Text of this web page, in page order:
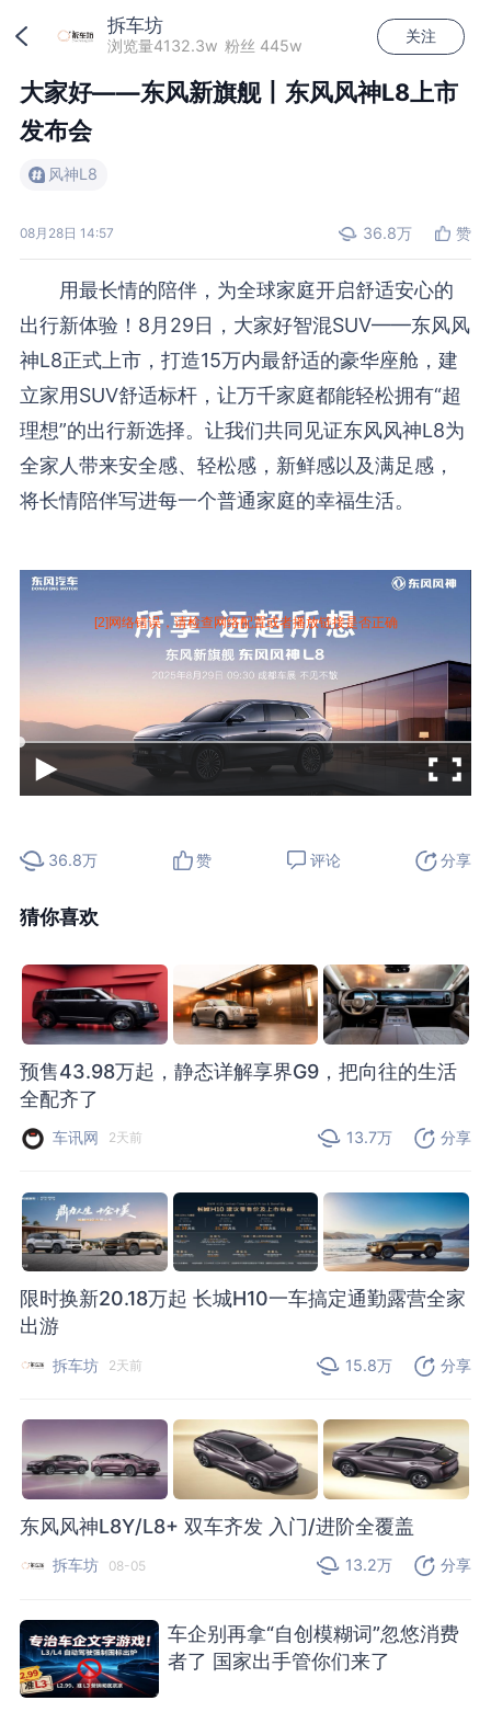
加载中...
拆车坊
浏览量4132.3w 粉丝 445w
关注
大家好——东风新旗舰丨东风风神L8上市
发布会
风神L8
08月28日 14:57 36.8万 赞
用最长情的陪伴，为全球家庭开启舒适安心的
出行新体验！8月29日，大家好智混SUV——东风风
神L8正式上市，打造15万内最舒适的豪华座舱，建
立家用SUV舒适标杆，让万千家庭都能轻松拥有“超
理想”的出行新选择。让我们共同见证东风风神L8为
全家人带来安全感、轻松感，新鲜感以及满足感，
将长情陪伴写进每一个普通家庭的幸福生活。
[2]网络错误，请检查网络配置或者播放链接是否正确
拆车坊
36.8万 赞 评论 分享
猜你喜欢
预售43.98万起，静态详解享界G9，把向往的生活
全配齐了
车讯网 2天前 13.7万 分享
限时换新20.18万起 长城H10一车搞定通勤露营全家
出游
拆车坊 2天前 15.8万 分享
东风风神L8Y/L8+ 双车齐发 入门/进阶全覆盖
拆车坊 08-05 13.2万 分享
车企别再拿“自创模糊词”忽悠消费
者了 国家出手管你们来了